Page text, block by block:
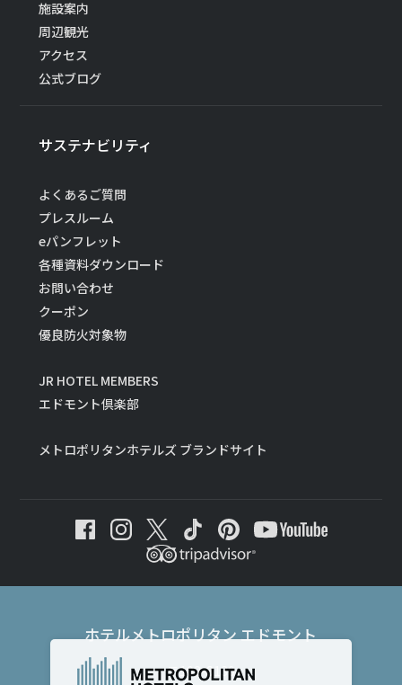
施設案内
周辺観光
アクセス
公式ブログ
サステナビリティ
よくあるご質問
プレスルーム
eパンフレット
各種資料ダウンロード
お問い合わせ
クーポン
優良防火対象物
JR HOTEL MEMBERS
エドモント倶楽部
メトロポリタンホテルズ ブランドサイト
ホテルメトロポリタン エドモント
〒102-8130